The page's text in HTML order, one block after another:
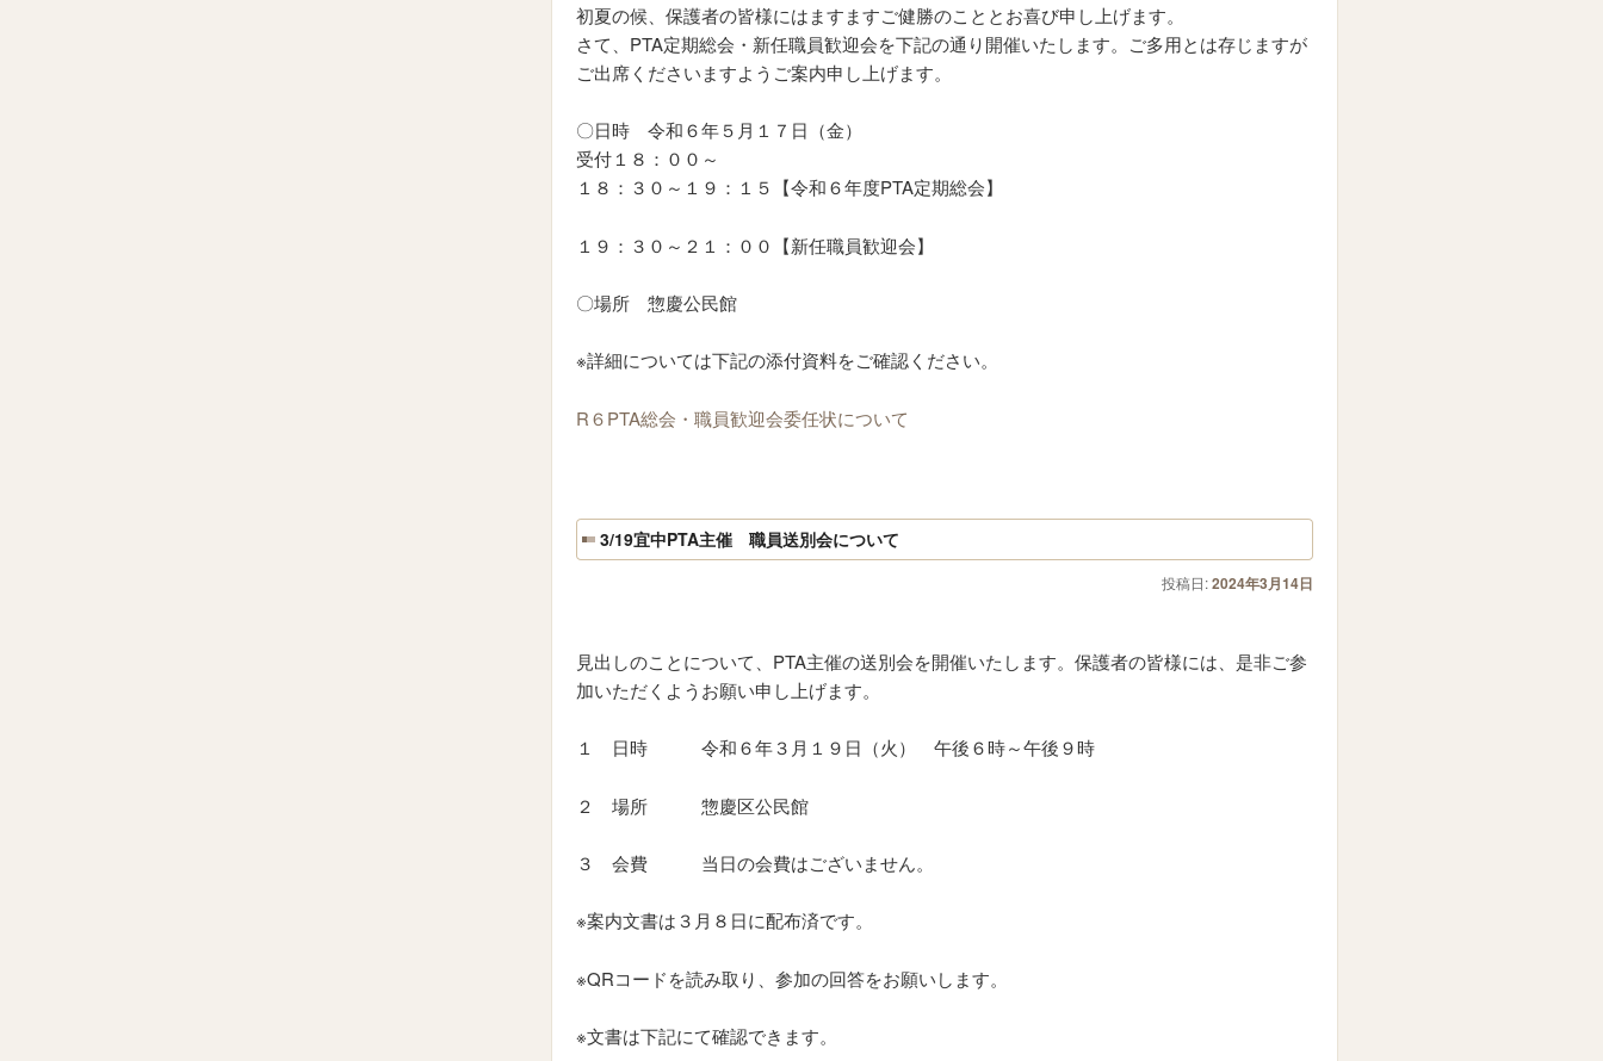
初夏の候、保護者の皆様にはますますご健勝のこととお喜び申し上げます。
さて、PTA定期総会・新任職員歓迎会を下記の通り開催いたします。ご多用とは存じますが
ご出席くださいますようご案内申し上げます。
〇日時 令和６年５月１７日（金）
受付１８：００～
１８：３０～１９：１５【令和６年度PTA定期総会】
１９：３０～２１：００【新任職員歓迎会】
〇場所 惣慶公民館
※詳細については下記の添付資料をご確認ください。
R６PTA総会・職員歓迎会委任状について
3/19宜中PTA主催 職員送別会について
投稿日:2024年3月14日
見出しのことについて、PTA主催の送別会を開催いたします。保護者の皆様には、是非ご参
加いただくようお願い申し上げます。
１ 日時 令和６年３月１９日（火） 午後６時～午後９時
２ 場所 惣慶区公民館
３ 会費 当日の会費はございません。
※案内文書は３月８日に配布済です。
※QRコードを読み取り、参加の回答をお願いします。
※文書は下記にて確認できます。